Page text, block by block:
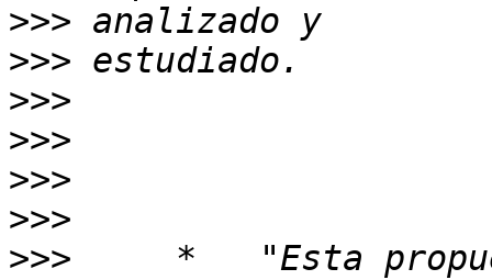
>>>
>>>
>>>
>>>
>>>
>>>
>>> *   "Esta